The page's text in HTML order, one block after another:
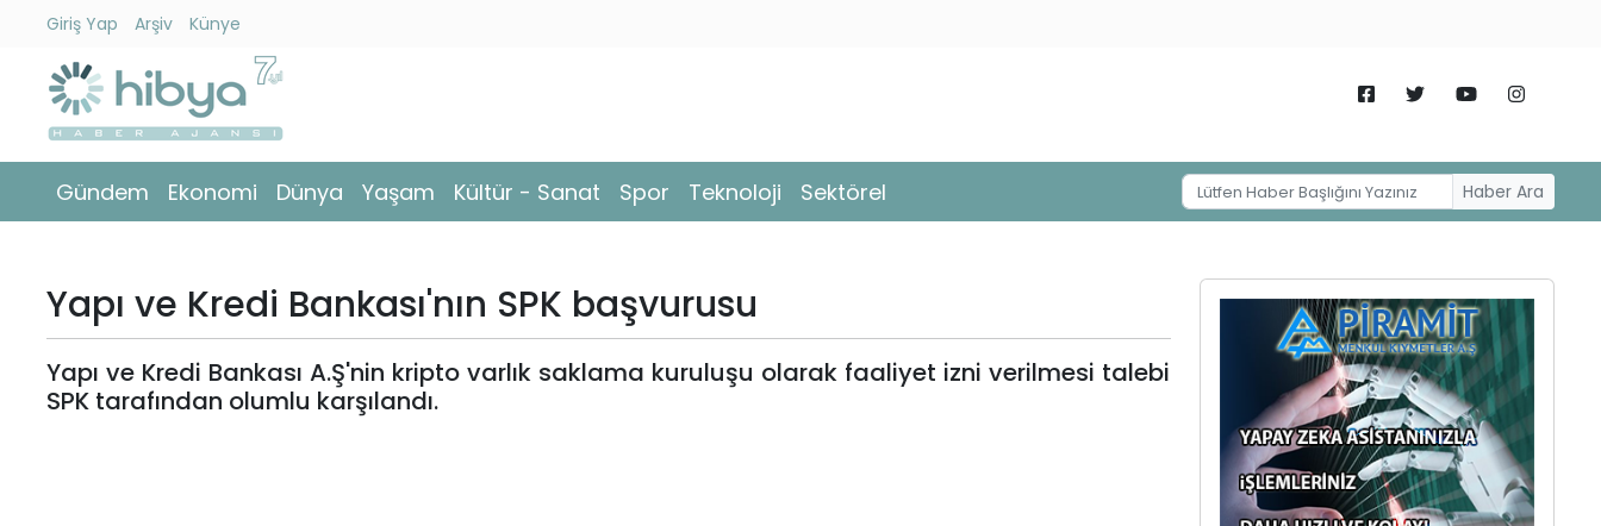
Giriş Yap Arşiv Künye
Gündem Ekonomi Dünya Yaşam Kültür - Sanat Spor Teknoloji Sektörel Haber Ara
Gündem
Ekonomi
Yaşam
Kültür
Yapı ve Kredi Bankası'nın SPK başvurusu
Yapı ve Kredi Bankası A.Ş'nin kripto varlık saklama kuruluşu olarak faaliyet izni verilmesi talebi
SPK tarafından olumlu karşılandı.